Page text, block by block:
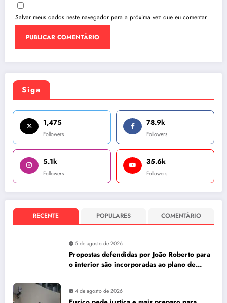
Salvar meus dados neste navegador para a próxima vez que eu comentar.
Siga
1,475
Followers
78.9k
Followers
5.1k
Followers
35.6k
Followers
RECENTE POPULARES COMENTÁRIO
5 de agosto de 2026
Propostas defendidas por João Roberto para
o interior são incorporadas ao plano de
4 de agosto de 2026